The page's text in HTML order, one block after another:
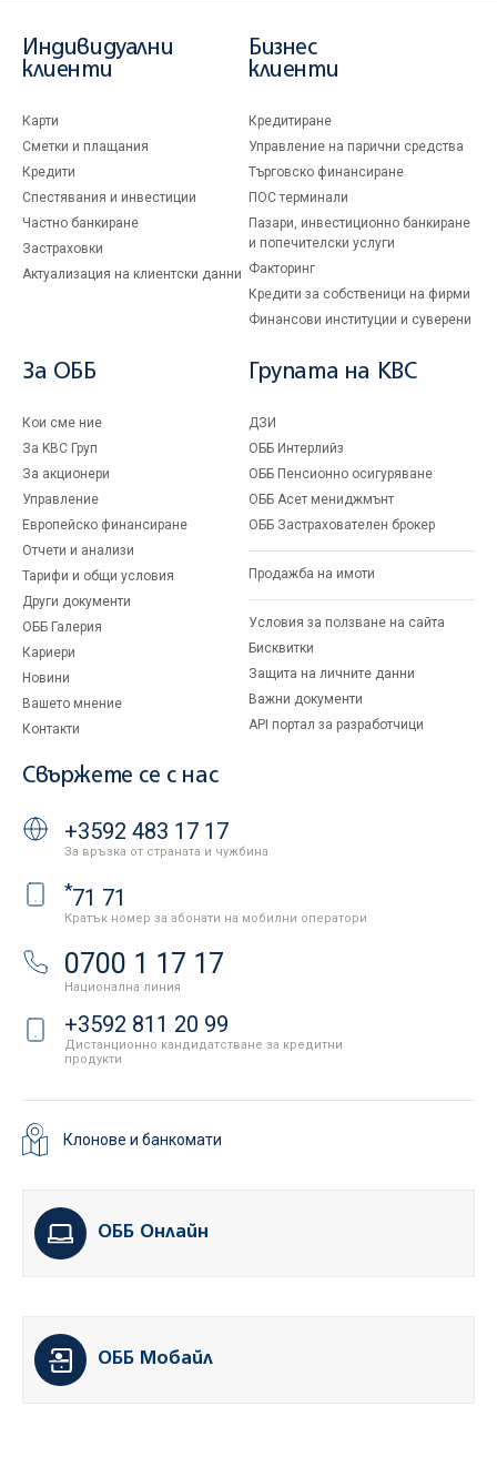
Индивидуални
клиенти
Карти
Сметки и плащания
Кредити
Спестявания и инвестиции
Частно банкиране
Застраховки
Актуализация на клиентски данни
Бизнес
клиенти
Кредитиране
Управление на парични средства
Търговско финансиране
ПОС терминали
Пазари, инвестиционно банкиране
и попечителски услуги
Факторинг
Кредити за собственици на фирми
Финансови институции и суверени
За ОББ
Кои сме ние
За KBC Груп
За акционери
Управление
Европейско финансиране
Отчети и анализи
Тарифи и общи условия
Други документи
ОББ Галерия
Кариери
Новини
Вашето мнение
Контакти
Групата на KBC
ДЗИ
ОББ Интерлийз
ОББ Пенсионно осигуряване
ОББ Асет мениджмънт
ОББ Застрахователен брокер
Продажба на имоти
Условия за ползване на сайта
Бисквитки
Защита на личните данни
Важни документи
API портал за разработчици
Свържете се с нас
+3592 483 17 17
За връзка от страната и чужбина
*71 71
Кратък номер за абонати на мобилни оператори
0700 1 17 17
Национална линия
+3592 811 20 99
Дистанционно кандидатстване за кредитни
продукти
Клонове и банкомати
ОББ Онлайн
ОББ Мобайл